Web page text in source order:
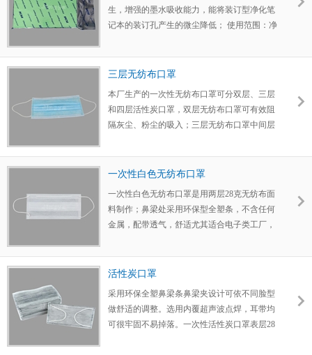
生，增强的墨水吸收能力，能将装订型净化笔
记本的装订孔产生的微尘降低； 使用范围：净
质，打印的应用而设计的 KM净化打印纸颜
色：淡蓝、淡绿、白、黄色、粉红、橙色
三层无纺布口罩
本厂生产的一次性无纺布口罩可分双层、三层
和四层活性炭口罩，双层无纺布口罩可有效阻
隔灰尘、粉尘的吸入；三层无纺布口罩中间层
四层活性炭口罩可防止有毒气体的吸入，对身
体起到很好的保健作用。
一次性白色无纺布口罩
一次性白色无纺布口罩是用两层28克无纺布面
料制作；鼻梁处采用环保型全塑条，不含任何
金属，配带透气，舒适尤其适合电子类工厂，
活性炭口罩
采用环保全塑鼻梁条鼻梁夹设计可依不同脸型
做舒适的调整。选用内覆超声波点焊，耳带均
可很牢固不易掉落。一次性活性炭口罩表层28